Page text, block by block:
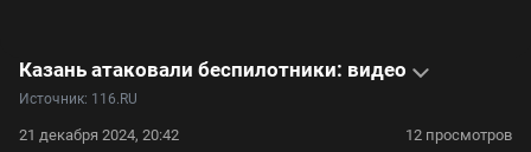
Казань атаковали беспилотники: видео
Источник: 116.RU
21 декабря 2024, 20:42 12 просмотров